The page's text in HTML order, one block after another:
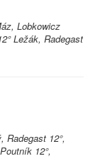
Lobkowicz
Ležák, Radegast
Radegast 12°,
12°,